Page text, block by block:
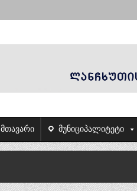
მთავარი მუნიციპალიტეტი